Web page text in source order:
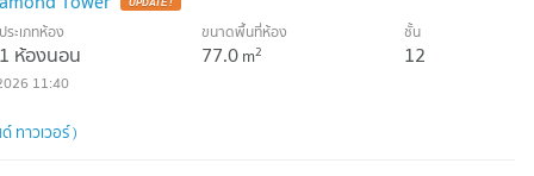
UPDATE !
ประเภทห้อง
1 ห้องนอน
ขนาดพื้นที่ห้อง
77.0m2
ชั้น
12
11:40
ทาวเวอร์ )